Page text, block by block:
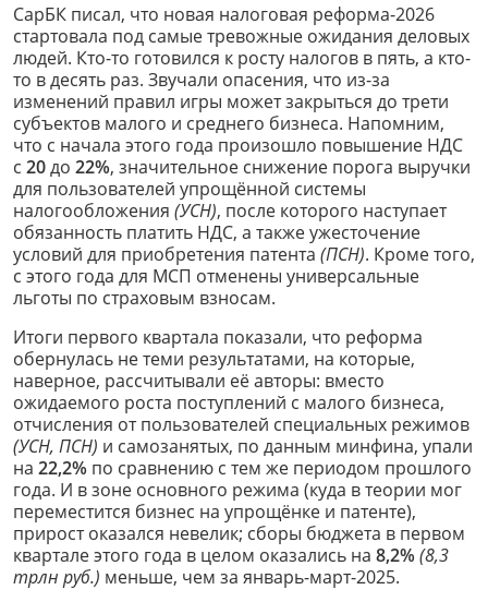
СарБК писал, что новая налоговая реформа-2026
стартовала под самые тревожные ожидания деловых
людей. Кто-то готовился к росту налогов в пять, а кто-
то в десять раз. Звучали опасения, что из-за
изменений правил игры может закрыться до трети
субъектов малого и среднего бизнеса. Напомним,
что с начала этого года произошло повышение НДС
с 20до 22%, значительное снижение порога выручки
для пользователей упрощённой системы
налогообложения (УСН), после которого наступает
обязанность платить НДС, а также ужесточение
условий для приобретения патента (ПСН). Кроме того,
с этого года для МСП отменены универсальные
льготы по страховым взносам.
Итоги первого квартала показали, что реформа
обернулась не теми результатами, на которые,
наверное, рассчитывали её авторы: вместо
ожидаемого роста поступлений с малого бизнеса,
отчисления от пользователей специальных режимов
(УСН, ПСН) и самозанятых, по данным минфина, упали
на 22,2% по сравнению с тем же периодом прошлого
года. И в зоне основного режима (куда в теории мог
переместится бизнес на упрощёнке и патенте),
прирост оказался невелик; сборы бюджета в первом
квартале этого года в целом оказались на 8,2% (8,3
трлн руб.) меньше, чем за январь-март-2025.